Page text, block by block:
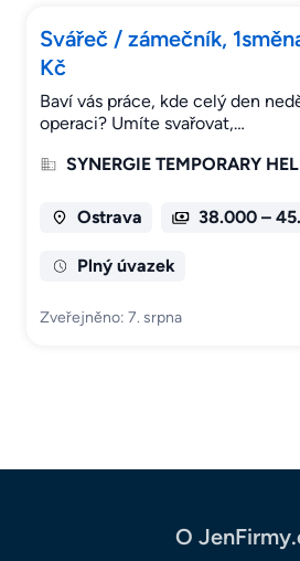
Svářeč / zámečník,
Kč
Baví vás práce, kde celý den
operaci? Umíte svařovat,…
SYNERGIE TEMPORARY
Ostrava 38.000 –
Plný úvazek
Zveřejněno: 7. srpna
O